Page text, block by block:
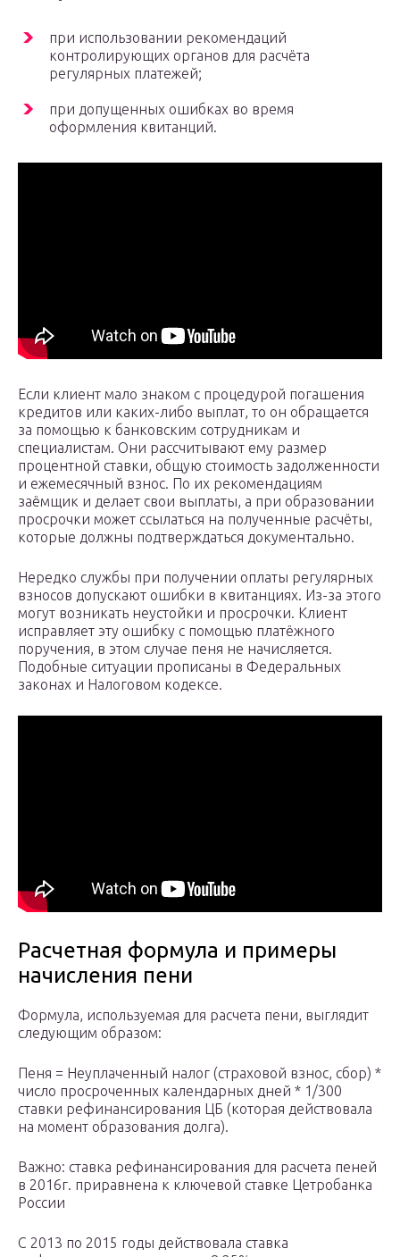
при использовании рекомендаций
контролирующих органов для расчёта
регулярных платежей;
при допущенных ошибках во время
оформления квитанций.
Если клиент мало знаком с процедурой погашения
кредитов или каких-либо выплат, то он обращается
за помощью к банковским сотрудникам и
специалистам. Они рассчитывают ему размер
процентной ставки, общую стоимость задолженности
и ежемесячный взнос. По их рекомендациям
заёмщик и делает свои выплаты, а при образовании
просрочки может ссылаться на полученные расчёты,
которые должны подтверждаться документально.
Нередко службы при получении оплаты регулярных
взносов допускают ошибки в квитанциях. Из-за этого
могут возникать неустойки и просрочки. Клиент
исправляет эту ошибку с помощью платёжного
поручения, в этом случае пеня не начисляется.
Подобные ситуации прописаны в Федеральных
законах и Налоговом кодексе.
Расчетная формула и примеры
начисления пени
Формула, используемая для расчета пени, выглядит
следующим образом:
Пеня = Неуплаченный налог (страховой взнос, сбор) *
число просроченных календарных дней * 1/300
ставки рефинансирования ЦБ (которая действовала
на момент образования долга).
Важно: ставка рефинансирования для расчета пеней
в 2016г. приравнена к ключевой ставке Цетробанка
России
С 2013 по 2015 годы действовала ставка